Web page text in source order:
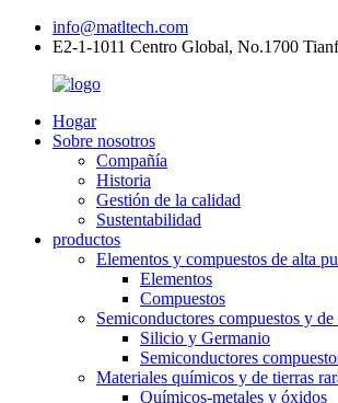
info@matltech.com
E2-1-1011 Centro Global, No.1700
Hogar
Sobre nosotros
Compañía
Historia
Gestión de la calidad
Sustentabilidad
productos
Elementos y compuestos de alta
Elementos
Compuestos
Semiconductores compuestos y
Silicio y Germanio
Semiconductores
Materiales químicos y de tierras
Químicos-metales y óxidos